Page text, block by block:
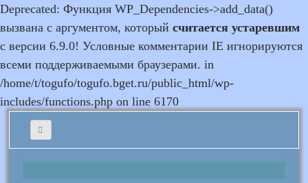
Deprecated: Функция WP_Dependencies->add_data()
вызвана с аргументом, который считается устаревшим
с версии 6.9.0! Условные комментарии IE игнорируются
всеми поддерживаемыми браузерами. in
/home/t/togufo/togufo.bget.ru/public_html/wp-
includes/functions.php on line 6170